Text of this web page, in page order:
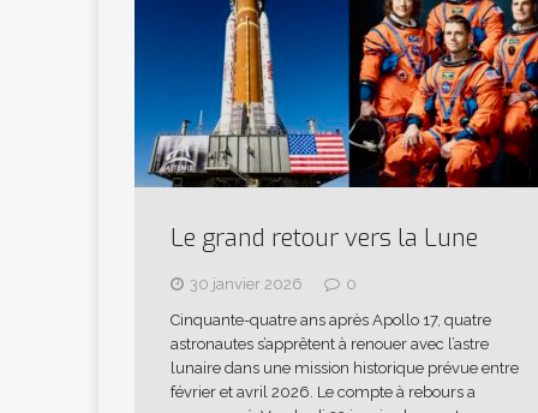
Le grand retour vers la Lune
30 janvier 2026
0
Cinquante-quatre ans après Apollo 17, quatre
astronautes s’apprêtent à renouer avec l’astre
lunaire dans une mission historique prévue entre
février et avril 2026. Le compte à rebours a